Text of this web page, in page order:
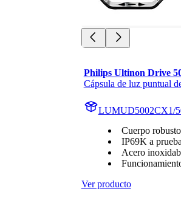
Philips Ultinon Drive
Cápsula de luz puntual
LUMUD5002CX1/
Cuerpo
IP69K a
Acero
Ver producto